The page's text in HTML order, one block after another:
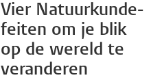
Vier Natuurkunde-
feiten om je blik
op de wereld te
veranderen